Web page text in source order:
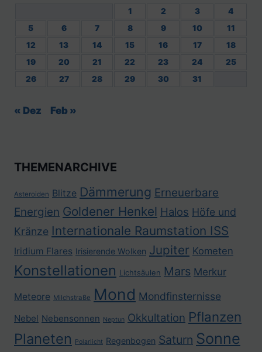
1 2 3
4
5
6 7 8 9 10
11
12
13 14 15 16 17
18
19
20 21 22 23 24
25
26
27 28 29 30 31
« Dez Feb »
THEMENARCHIVE
Asteroiden Blitze Dämmerung Erneuerbare
Energien Goldener Henkel Halos Höfe und
Kränze Internationale Raumstation ISS
Iridium Flares Irisierende Wolken Jupiter Kometen
Konstellationen Lichtsäulen Mars Merkur
Meteore Milchstraße Mond Mondfinsternisse
Nebel Nebensonnen Neptun Okkultation Pflanzen
Planeten Polarlicht Regenbogen Saturn Sonne